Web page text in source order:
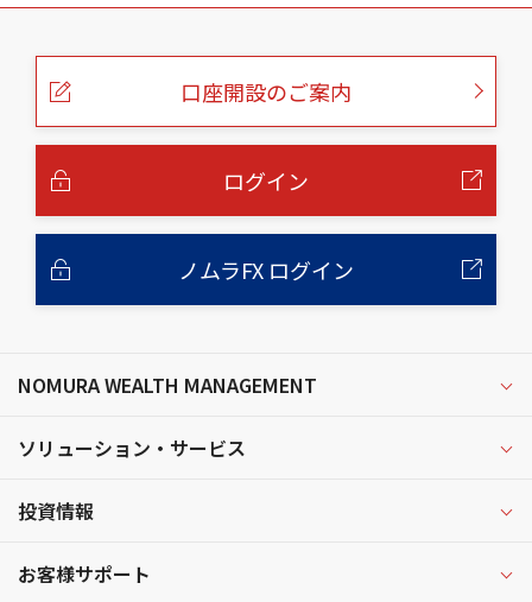
こ
口座開設のご案内
ログイン
ノムラFX ログイン
NOMURA WEALTH MANAGEMENT
ソリューション・サービス
投資情報
お客様サポート